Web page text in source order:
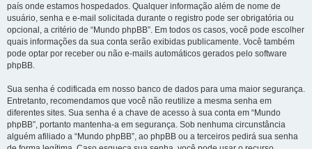
país onde estamos hospedados. Qualquer informação além de nome de
usuário, senha e e-mail solicitada durante o registro pode ser obrigatória ou
opcional, a critério de “Mundo phpBB”. Em todos os casos, você pode escolher
quais informações da sua conta serão exibidas publicamente. Você também
pode optar por receber ou não e-mails automáticos gerados pelo software
phpBB.
Sua senha é codificada em nosso banco de dados para uma maior segurança.
Entretanto, recomendamos que você não reutilize a mesma senha em
diferentes sites. Sua senha é a chave de acesso à sua conta em “Mundo
phpBB”, portanto mantenha-a em segurança. Sob nenhuma circunstância
alguém afiliado a “Mundo phpBB”, ao phpBB ou a terceiros pedirá sua senha